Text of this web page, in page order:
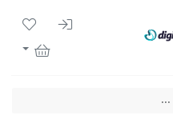
ورود به
لیست
سبد خرید